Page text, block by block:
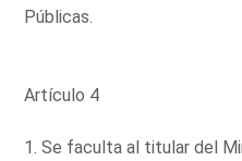
Públicas.
Artículo 4
1. Se faculta al titular del